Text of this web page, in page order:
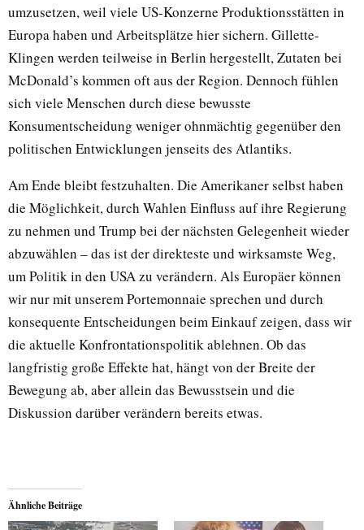
umzusetzen, weil viele US-Konzerne Produktionsstätten in
Europa haben und Arbeitsplätze hier sichern. Gillette-
Klingen werden teilweise in Berlin hergestellt, Zutaten bei
McDonald’s kommen oft aus der Region. Dennoch fühlen
sich viele Menschen durch diese bewusste
Konsumentscheidung weniger ohnmächtig gegenüber den
politischen Entwicklungen jenseits des Atlantiks.
Am Ende bleibt festzuhalten. Die Amerikaner selbst haben
die Möglichkeit, durch Wahlen Einfluss auf ihre Regierung
zu nehmen und Trump bei der nächsten Gelegenheit wieder
abzuwählen – das ist der direkteste und wirksamste Weg,
um Politik in den USA zu verändern. Als Europäer können
wir nur mit unserem Portemonnaie sprechen und durch
konsequente Entscheidungen beim Einkauf zeigen, dass wir
die aktuelle Konfrontationspolitik ablehnen. Ob das
langfristig große Effekte hat, hängt von der Breite der
Bewegung ab, aber allein das Bewusstsein und die
Diskussion darüber verändern bereits etwas.
Ähnliche Beiträge